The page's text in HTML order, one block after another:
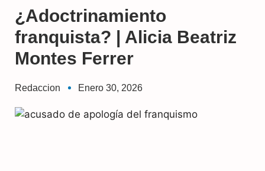
¿Adoctrinamiento
franquista? | Alicia Beatriz
Montes Ferrer
Redaccion Enero 30, 2026